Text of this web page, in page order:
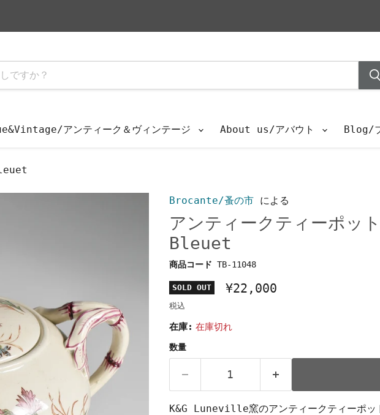
アンティーク＆ヴィンテージ About us/アバウト Blog/
Brocante/蚤の市による
アンティークティーポッ
Bleuet
商品コード TB-11048
SOLD OUT ¥22,000
税込
在庫: 在庫切れ
数量
K&G Luneville窯のアンティークティーポッ